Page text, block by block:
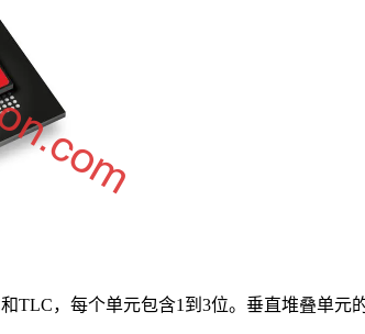
TLC，每个单元包含1到3位。垂直堆叠单元